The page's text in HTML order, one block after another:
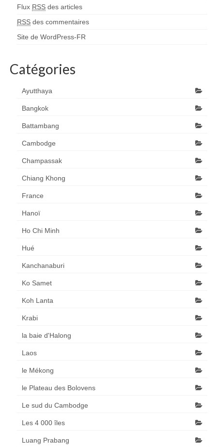
Flux RSS des articles
RSS des commentaires
Site de WordPress-FR
Catégories
Ayutthaya
Bangkok
Battambang
Cambodge
Champassak
Chiang Khong
France
Hanoï
Ho Chi Minh
Hué
Kanchanaburi
Ko Samet
Koh Lanta
Krabi
la baie d'Halong
Laos
le Mékong
le Plateau des Bolovens
Le sud du Cambodge
Les 4 000 îles
Luang Prabang